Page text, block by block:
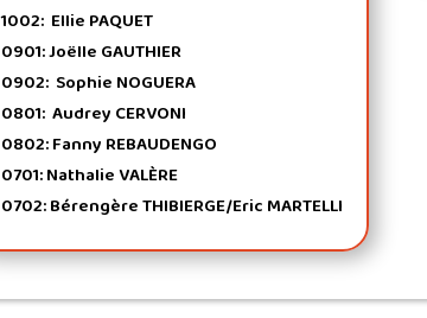
1002: Ellie PAQUET
0901: Joëlle GAUTHIER
0902: Sophie NOGUERA
0801: Audrey CERVONI
0802: Fanny REBAUDENGO
0701: Nathalie VALÈRE
0702: Bérengère THIBIERGE/Eric MARTELLI